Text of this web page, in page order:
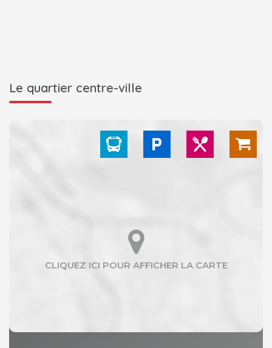
Le quartier centre-ville